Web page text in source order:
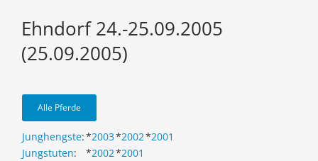
Ehndorf 24.-25.09.2005
(25.09.2005)
Alle Pferde
Junghengste:*2003*2002*2001
Jungstuten: *2002*2001